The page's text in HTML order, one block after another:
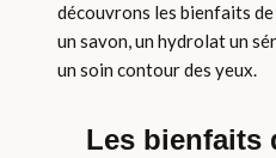
découvrons les bienfaits
un savon, un hydrolat un
un soin contour des yeux.
Les bienfaits